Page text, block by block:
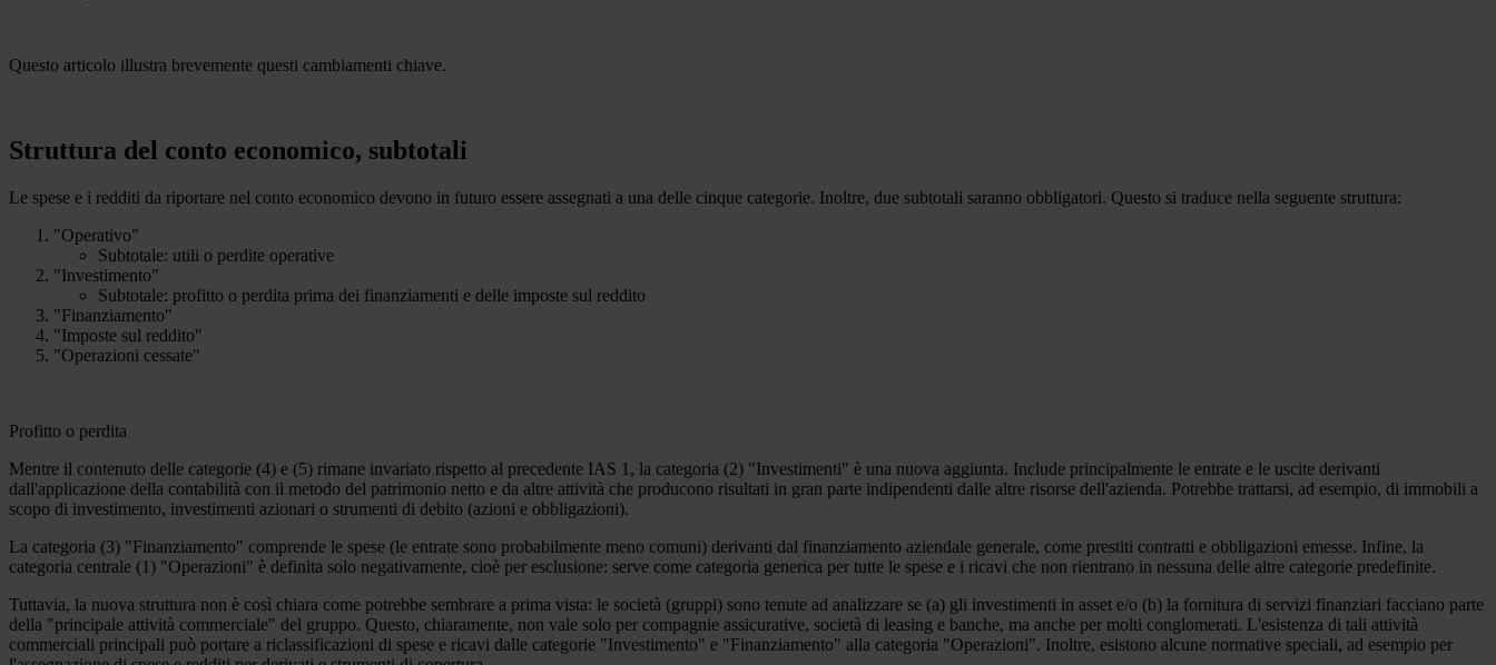
Questo articolo illustra brevemente questi cambiamenti chiave.
Struttura del conto economico, subtotali
Le spese e i redditi da riportare nel conto economico devono in futuro essere assegnati a una delle cinque categorie. Inoltre, due subtotali saranno obbligatori. Questo si traduce nella seguente struttura:
"Operativo"
Subtotale: utili o perdite operative
"Investimento"
Subtotale: profitto o perdita prima dei finanziamenti e delle imposte sul reddito
"Finanziamento"
"Imposte sul reddito"
"Operazioni cessate"
Profitto o perdita
Mentre il contenuto delle categorie (4) e (5) rimane invariato rispetto al precedente IAS 1, la categoria (2) "Investimenti" è una nuova aggiunta. Include principalmente le entrate e le uscite derivanti
dall'applicazione della contabilità con il metodo del patrimonio netto e da altre attività che producono risultati in gran parte indipendenti dalle altre risorse dell'azienda. Potrebbe trattarsi, ad esempio, di immobili a
scopo di investimento, investimenti azionari o strumenti di debito (azioni e obbligazioni).
La categoria (3) "Finanziamento" comprende le spese (le entrate sono probabilmente meno comuni) derivanti dal finanziamento aziendale generale, come prestiti contratti e obbligazioni emesse. Infine, la
categoria centrale (1) "Operazioni" è definita solo negativamente, cioè per esclusione: serve come categoria generica per tutte le spese e i ricavi che non rientrano in nessuna delle altre categorie predefinite.
Tuttavia, la nuova struttura non è così chiara come potrebbe sembrare a prima vista: le società (gruppi) sono tenute ad analizzare se (a) gli investimenti in asset e/o (b) la fornitura di servizi finanziari facciano parte
della "principale attività commerciale" del gruppo. Questo, chiaramente, non vale solo per compagnie assicurative, società di leasing e banche, ma anche per molti conglomerati. L'esistenza di tali attività
commerciali principali può portare a riclassificazioni di spese e ricavi dalle categorie "Investimento" e "Finanziamento" alla categoria "Operazioni". Inoltre, esistono alcune normative speciali, ad esempio per